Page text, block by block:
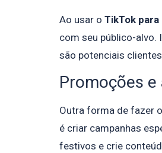
Ao usar o TikTok
com seu público-alvo.
são potenciais
Promoções
Outra forma de fazer
é criar campanhas
festivos e crie